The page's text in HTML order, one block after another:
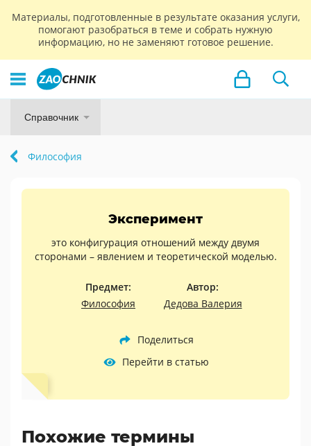
Материалы, подготовленные в результате оказания услуги,
помогают разобраться в теме и собрать нужную
информацию, но не заменяют готовое решение.
Справочник
Философия
Эксперимент
это конфигурация отношений между двумя
сторонами – явлением и теоретической моделью.
Предмет:
Философия
Автор:
Дедова Валерия
Поделиться
Перейти в статью
Похожие термины